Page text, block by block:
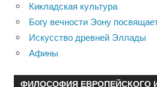
Кикладская культура
Богу вечности Эону
Искусство древней Эллады
Афины
ФИЛОСОФИЯ ЕВРОПЕЙСКОГО